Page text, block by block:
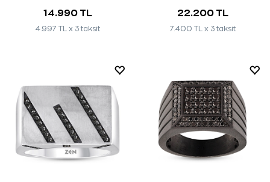
14.990 TL
4.997 TL x 3 taksit
22.200 TL
7.400 TL x 3 taksit